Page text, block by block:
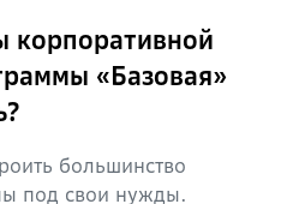
корпоративной
«Базовая»
большинство
под свои нужды.